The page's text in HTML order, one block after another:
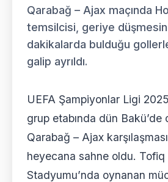
Qarabağ – Ajax maçında
temsilcisi, geriye
dakikalarda bulduğu
galip ayrıldı.
UEFA Şampiyonlar Ligi
grup etabında dün Bakü’de
Qarabağ – Ajax
heyecana sahne oldu.
Stadyumu’nda oynanan